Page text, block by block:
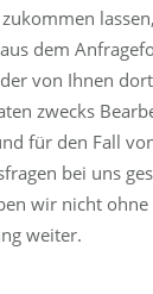
dem
von Ihnen
zwecks
für den Fall
bei uns
wir nicht ohne
weiter.